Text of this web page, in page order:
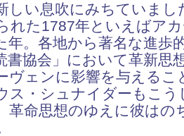
しい息吹にみちていまし
れた1787年といえばア
年。各地から著名な進歩
書協会」において革新思
ヴェンに影響を与えるこ
ス・シュナイダーもこう
革命思想のゆえに彼はの